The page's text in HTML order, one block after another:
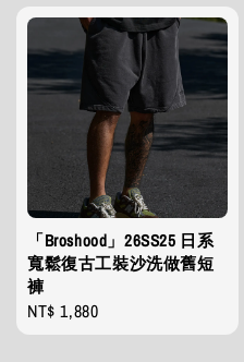
「Broshood」26SS25 日系
寬鬆復古工裝沙洗做舊短
褲
Regular
price
NT$ 1,880